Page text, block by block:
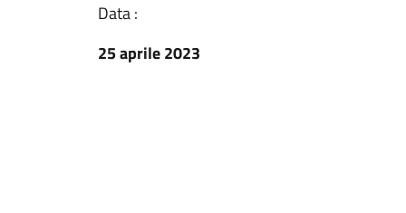
Data :
25 aprile 2023